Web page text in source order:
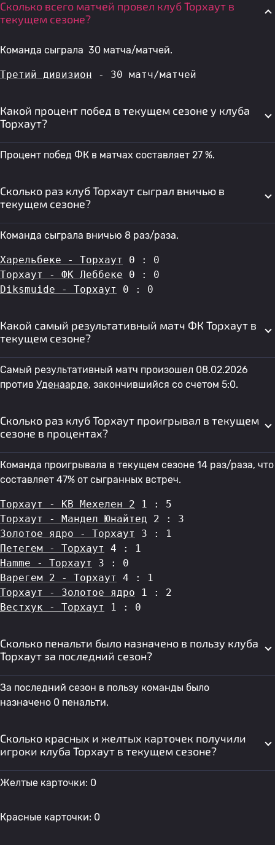
Сколько всего матчей провел клуб Торхаут в
текущем сезоне?
Команда сыграла 30 матча/матчей.
Третий дивизион - 30 матч/матчей
Какой процент побед в текущем сезоне у клуба
Торхаут?
Процент побед ФК в матчах составляет 27 %.
Сколько раз клуб Торхаут сыграл вничью в
текущем сезоне?
Команда сыграла вничью 8 раз/раза.
Харельбеке - Торхаут
0 : 0
Торхаут - ФК Леббеке 0 : 0
Diksmuide - Торхаут
0 : 0
Какой самый результативный матч ФК Торхаут в
текущем сезоне?
Самый результативный матч произошел 08.02.2026
против Уденаарде, закончившийся со счетом 5:0.
Сколько раз клуб Торхаут проигрывал в текущем
сезоне в процентах?
Команда проигрывала в текущем сезоне 14 раз/раза, что
составляет 47% от сыгранных встреч.
Торхаут - КВ Мехелен 2 1 : 5
Торхаут - Мандел Юнайтед 2 : 3
Золотое ядро - Торхаут
3 : 1
Петегем - Торхаут
4 : 1
Hamme - Торхаут
3 : 0
Варегем 2 - Торхаут
4 : 1
Торхаут - Золотое ядро 1 : 2
Вестхук - Торхаут
1 : 0
Сколько пенальти было назначено в пользу клуба
Торхаут за последний сезон?
За последний сезон в пользу команды было
назначено 0 пенальти.
Сколько красных и желтых карточек получили
игроки клуба Торхаут в текущем сезоне?
Желтые карточки: 0
Красные карточки: 0